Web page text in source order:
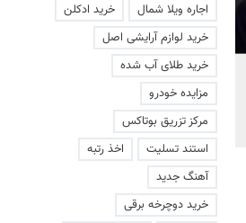
تصویری دردناک از دلفینی
یک هفته کنار جسد
ماند | ویدئو
اجاره ویلا شمال
خرید ادکلن
خرید لوازم آرایشی اصل
خرید طلای آب شده
مزایده خودرو
مرکز تزریق بوتاکس
استند تسلیت
اخذ رتبه
آهنگ جدید
خرید دوچرخه برقی